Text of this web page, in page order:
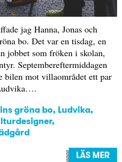
jag Hanna, Jonas och
bo. Det var en tisdag, en
jobbet som fröken i skolan,
Septembereftermiddagen
bilen mot villaområdet ett par
gröna bo, Ludvika,
,
LÄS MER